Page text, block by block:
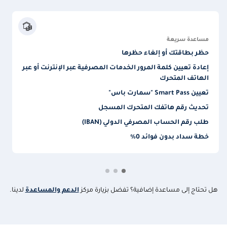
مساعدة سريعة
حظر بطاقتك أو إلغاء حظرها
إعادة تعيين كلمة المرور الخدمات المصرفية عبر الإنترنت أو عبر
الهاتف المتحرك
تعيين Smart Pass "سمارت باس"
تحديث رقم هاتفك المتحرك المسجل
طلب رقم الحساب المصرفي الدولي (IBAN)
خطة سداد بدون فوائد 0٪
هل تحتاج إلى مساعدة إضافية؟ تفضل بزيارة مركزالدعم والمساعدةلدينا.